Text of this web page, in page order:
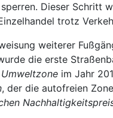
Dieser Schritt
trotz
weiterer
die erste
Umweltzone im Jahr
, der die autofreien